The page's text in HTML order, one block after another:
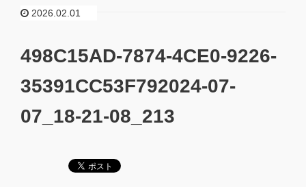
2026.02.01
498C15AD-7874-4CE0-9226-
35391CC53F792024-07-
07_18-21-08_213